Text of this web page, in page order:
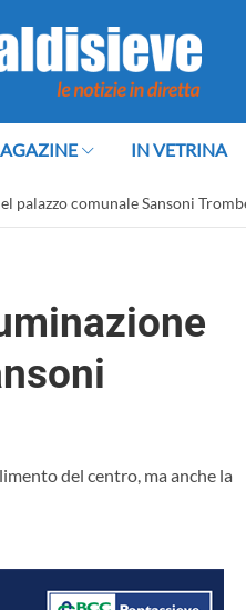
IN VETRINA
palazzo comunale Sansoni
del centro, ma anche la